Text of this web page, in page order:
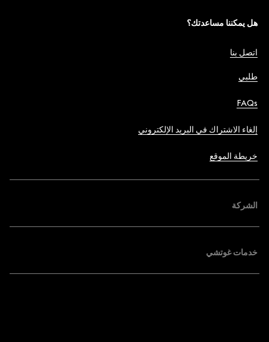
هل يمكننا مساعدتك؟
اتصل بنا
طلبي
FAQs
إلغاء الاشتراك في البريد الإلكتروني
خريطة الموقع
الشركة
خدمات غوتشي